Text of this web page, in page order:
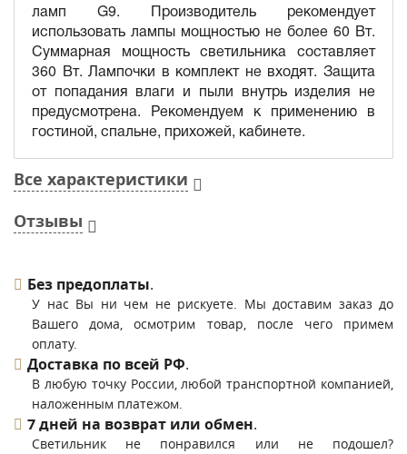
ламп G9. Производитель рекомендует
использовать лампы мощностью не более 60 Вт.
Суммарная мощность светильника составляет
360 Вт. Лампочки в комплект не входят. Защита
от попадания влаги и пыли внутрь изделия не
предусмотрена. Рекомендуем к применению в
гостиной, спальне, прихожей, кабинете.
Все характеристики
Отзывы
Без предоплаты.
У нас Вы ни чем не рискуете. Мы доставим заказ до
Вашего дома, осмотрим товар, после чего примем
оплату.
Доставка по всей РФ.
В любую точку России, любой транспортной компанией,
наложенным платежом.
7 дней на возврат или обмен.
Светильник не понравился или не подошел?